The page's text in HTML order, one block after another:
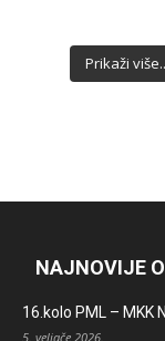
Prikaži
NAJNOVIJE
16.kolo PML – MKK
5. veljače 2026.